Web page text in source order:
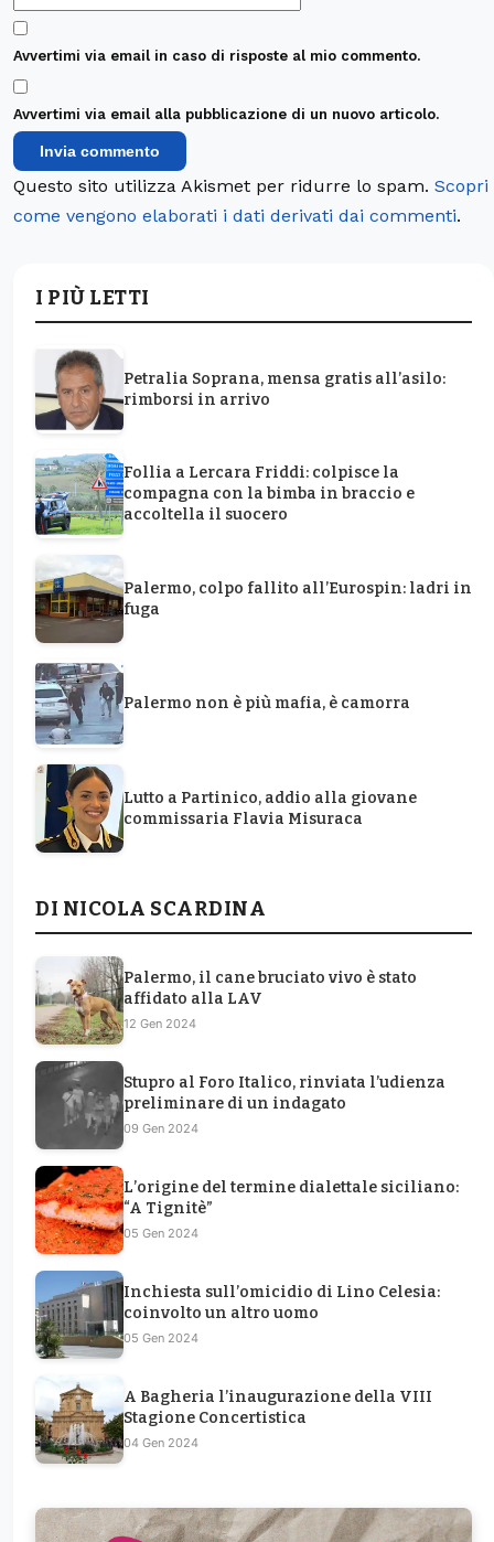
Avvertimi via email in caso di risposte al mio commento.
Avvertimi via email alla pubblicazione di un nuovo articolo.
Questo sito utilizza Akismet per ridurre lo spam. Scopri
come vengono elaborati i dati derivati dai commenti.
I PIÙ LETTI
Petralia Soprana, mensa gratis all’asilo:
rimborsi in arrivo
Follia a Lercara Friddi: colpisce la
compagna con la bimba in braccio e
accoltella il suocero
Palermo, colpo fallito all’Eurospin: ladri in
fuga
Palermo non è più mafia, è camorra
Lutto a Partinico, addio alla giovane
commissaria Flavia Misuraca
DI NICOLA SCARDINA
Palermo, il cane bruciato vivo è stato
affidato alla LAV
12 Gen 2024
Stupro al Foro Italico, rinviata l’udienza
preliminare di un indagato
09 Gen 2024
L’origine del termine dialettale siciliano:
“A Tignitè”
05 Gen 2024
Inchiesta sull’omicidio di Lino Celesia:
coinvolto un altro uomo
05 Gen 2024
A Bagheria l’inaugurazione della VIII
Stagione Concertistica
04 Gen 2024